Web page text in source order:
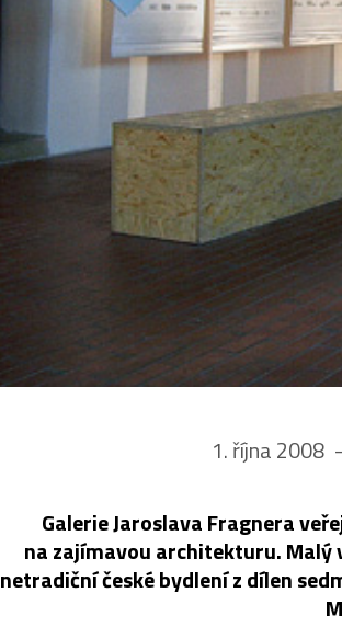
1. října 2008
Galerie Jaroslava Fragnera
na zajímavou architekturu. Malý
netradiční české bydlení z dílen